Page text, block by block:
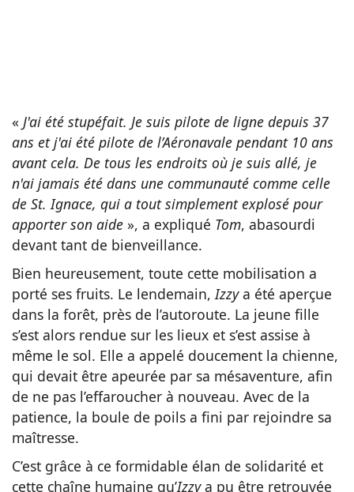
« J'ai été stupéfait. Je suis pilote de ligne depuis 37
ans et j'ai été pilote de l’Aéronavale pendant 10 ans
avant cela. De tous les endroits où je suis allé, je
n'ai jamais été dans une communauté comme celle
de St. Ignace, qui a tout simplement explosé pour
apporter son aide », a expliqué Tom, abasourdi
devant tant de bienveillance.
Bien heureusement, toute cette mobilisation a
porté ses fruits. Le lendemain,Izzya été aperçue
dans la forêt, près de l’autoroute. La jeune fille
s’est alors rendue sur les lieux et s’est assise à
même le sol. Elle a appelé doucement la chienne,
qui devait être apeurée par sa mésaventure, afin
de ne pas l’effaroucher à nouveau. Avec de la
patience, la boule de poils a fini par rejoindre sa
maîtresse.
C’est grâce à ce formidable élan de solidarité et
cette chaîne humaine qu’Izzya pu être retrouvée